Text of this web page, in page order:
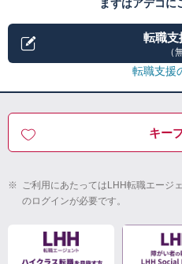
まずはアデコに
転職支
（
転職支援
キー
※ ご利用にあたってはLHH転職エージ
のログインが必要です。